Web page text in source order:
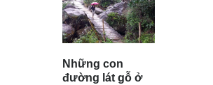
Những con
đường lát gỗ ở